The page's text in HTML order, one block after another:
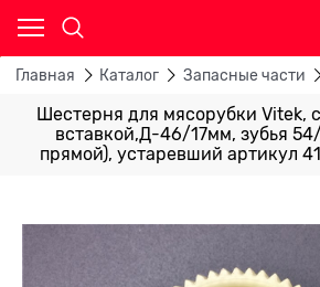
Главная Каталог Запасные части
Шестерня для мясорубки Vitek,
вставкой,Д-46/17мм, зубья
прямой), устаревший артикул